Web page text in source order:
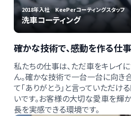
2018年入社 KeePerコーティングスタッフ
洗車コーティング
確かな技術で、感動を作る仕事
私たちの仕事は、ただ車をキレイ
ん。確かな技術で一台一台に向き
て「ありがとう」と言っていただけ
いです。お客様の大切な愛車を輝
長を実感できる環境です。